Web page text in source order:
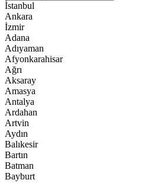
İstanbul
Ankara
İzmir
Adana
Adıyaman
Afyonkarahisar
Ağrı
Aksaray
Amasya
Antalya
Ardahan
Artvin
Aydın
Balıkesir
Bartın
Batman
Bayburt